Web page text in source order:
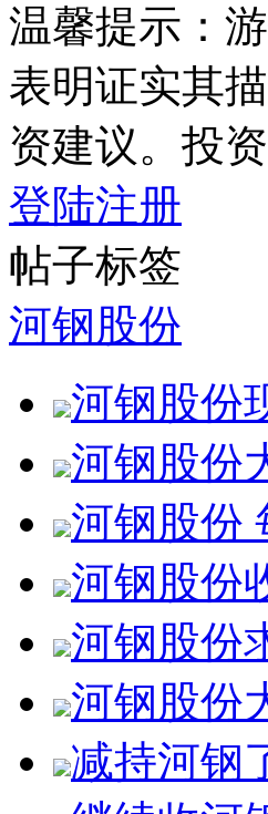
温馨提示：
表明证实其
资建议。投
登陆注册
帖子标签
河钢股份
河钢股份
河钢股份
河钢股份
河钢股份
河钢股份
河钢股份
减持河钢